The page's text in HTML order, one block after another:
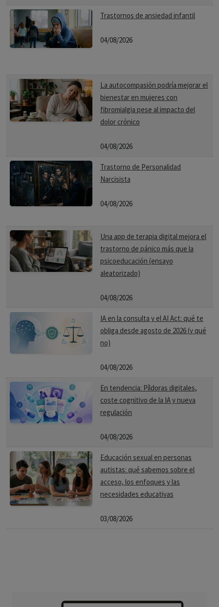
Trastornos de ansiedad infantil
04/08/2026
La autocompasión podría mejorar el
bienestar en mujeres con
fibromialgia pese al impacto del
dolor crónico
04/08/2026
Trastorno de Personalidad
Narcisista
04/08/2026
Una app de terapia digital mejora el
trastorno de pánico más que la
psicoeducación (ensayo
aleatorizado)
04/08/2026
IA en la consulta y el AI Act: qué te
obliga desde agosto de 2026 (y qué
no)
04/08/2026
En tendencia: Píldoras digitales,
coste cognitivo de la IA y nueva
regulación
04/08/2026
Educación sexual en personas
autistas: qué sabemos sobre el
acceso, los enfoques y las
necesidades educativas
03/08/2026